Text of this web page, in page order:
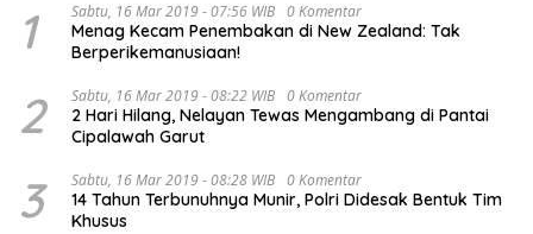
1 Sabtu, 16 Mar 2019 - 07:56 WIB 0 Komentar
Menag Kecam Penembakan di New Zealand: Tak
Berperikemanusiaan!
2 Sabtu, 16 Mar 2019 - 08:22 WIB 0 Komentar
2 Hari Hilang, Nelayan Tewas Mengambang di Pantai
Cipalawah Garut
3 Sabtu, 16 Mar 2019 - 08:28 WIB 0 Komentar
14 Tahun Terbunuhnya Munir, Polri Didesak Bentuk Tim
Khusus